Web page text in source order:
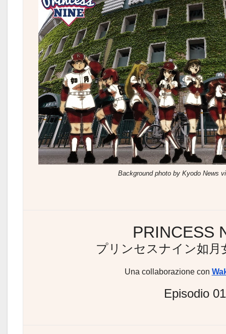
Background photo by Kyodo News
PRINCESS
プリンセスナイン如月
Una collaborazione con
Episodio 01